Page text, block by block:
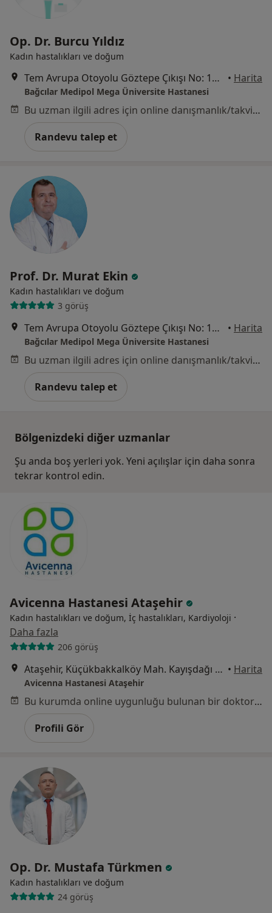
Op. Dr. Burcu Yıldız
Kadın hastalıkları ve doğum
Tem Avrupa Otoyolu Göztepe Çıkışı No: 1Bağcılar, İstanbul • Harita
Bağcılar Medipol Mega Üniversite Hastanesi
Bu uzman ilgili adres için online danışmanlık/takvim sunmuyor.
Randevu talep et
Prof. Dr. Murat Ekin
Kadın hastalıkları ve doğum
3 görüş
Tem Avrupa Otoyolu Göztepe Çıkışı No: 1Bağcılar, İstanbul • Harita
Bağcılar Medipol Mega Üniversite Hastanesi
Bu uzman ilgili adres için online danışmanlık/takvim sunmuyor.
Randevu talep et
Bölgenizdeki diğer uzmanlar
Şu anda boş yerleri yok. Yeni açılışlar için daha sonra
tekrar kontrol edin.
Avicenna Hastanesi Ataşehir
Kadın hastalıkları ve doğum, İç hastalıkları, Kardiyoloji ·
Daha fazla
206 görüş
Ataşehir, Küçükbakkalköy Mah. Kayışdağı Cad. No:47 İstanbul, Ataşehir • Harita
Avicenna Hastanesi Ataşehir
Bu kurumda online uygunluğu bulunan bir doktor veya uzman bulunamadı
Profili Gör
Op. Dr. Mustafa Türkmen
Kadın hastalıkları ve doğum
24 görüş